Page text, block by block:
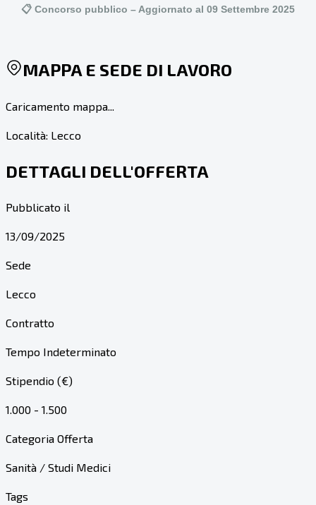
📋 Concorso pubblico – Aggiornato al 09 Settembre 2025
MAPPA E SEDE DI LAVORO
Caricamento mappa...
Località: Lecco
DETTAGLI DELL'OFFERTA
Pubblicato il
13/09/2025
Sede
Lecco
Contratto
Tempo Indeterminato
Stipendio (€)
1.000 - 1.500
Categoria Offerta
Sanità / Studi Medici
Tags